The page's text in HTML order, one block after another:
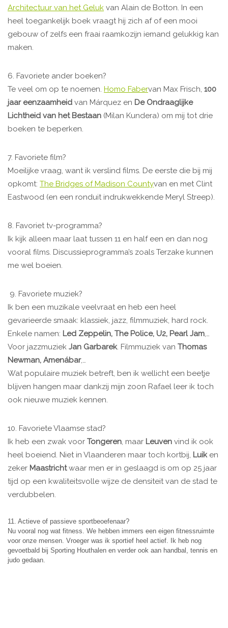
Architectuur van het Geluk van Alain de Botton. In een
heel toegankelijk boek vraagt hij zich af of een mooi
gebouw of zelfs een fraai raamkozijn iemand gelukkig kan
maken.
6. Favoriete ander boeken?
Te veel om op te noemen. Homo Fabervan Max Frisch, 100
jaar eenzaamheid van Márquez en De Ondraaglijke
Lichtheid van het Bestaan (Milan Kundera) om mij tot drie
boeken te beperken.
7. Favoriete film?
Moeilijke vraag, want ik verslind films. De eerste die bij mij
opkomt: The Bridges of Madison Countyvan en met Clint
Eastwood (en een ronduit indrukwekkende Meryl Streep).
8. Favoriet tv-programma?
Ik kijk alleen maar laat tussen 11 en half een en dan nog
vooral films. Discussieprogramma’s zoals Terzake kunnen
me wel boeien.
9. Favoriete muziek?
Ik ben een muzikale veelvraat en heb een heel
gevarieerde smaak: klassiek, jazz, filmmuziek, hard rock.
Enkele namen: Led Zeppelin, The Police, U2, Pearl Jam,…
Voor jazzmuziek Jan Garbarek. Filmmuziek van Thomas
Newman, Amenábar,…
Wat populaire muziek betreft, ben ik wellicht een beetje
blijven hangen maar dankzij mijn zoon Rafael leer ik toch
ook nieuwe muziek kennen.
10. Favoriete Vlaamse stad?
Ik heb een zwak voor Tongeren, maar Leuven vind ik ook
heel boeiend. Niet in Vlaanderen maar toch kortbij, Luiken
zeker Maastrichtwaar men er in geslaagd is om op 25 jaar
tijd op een kwaliteitsvolle wijze de densiteit van de stad te
verdubbelen.
11. Actieve of passieve sportbeoefenaar?
Nu vooral nog wat fitness. We hebben immers een eigen fitnessruimte
voor onze mensen. Vroeger was ik sportief heel actief. Ik heb nog
gevoetbald bij Sporting Houthalen en verder ook aan handbal, tennis en
judo gedaan.